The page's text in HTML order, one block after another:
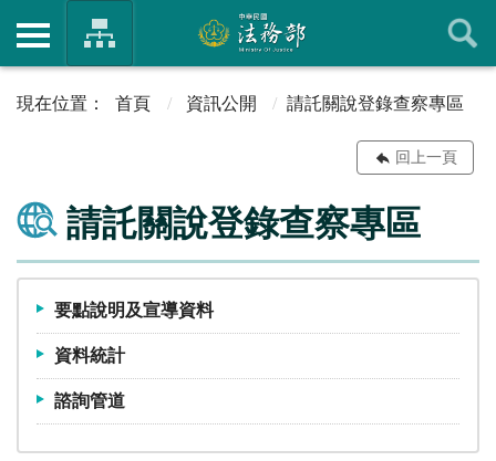
首頁 資訊公開 請託關說登錄查察專區
回上一頁
請託關說登錄查察專區
要點說明及宣導資料
資料統計
諮詢管道